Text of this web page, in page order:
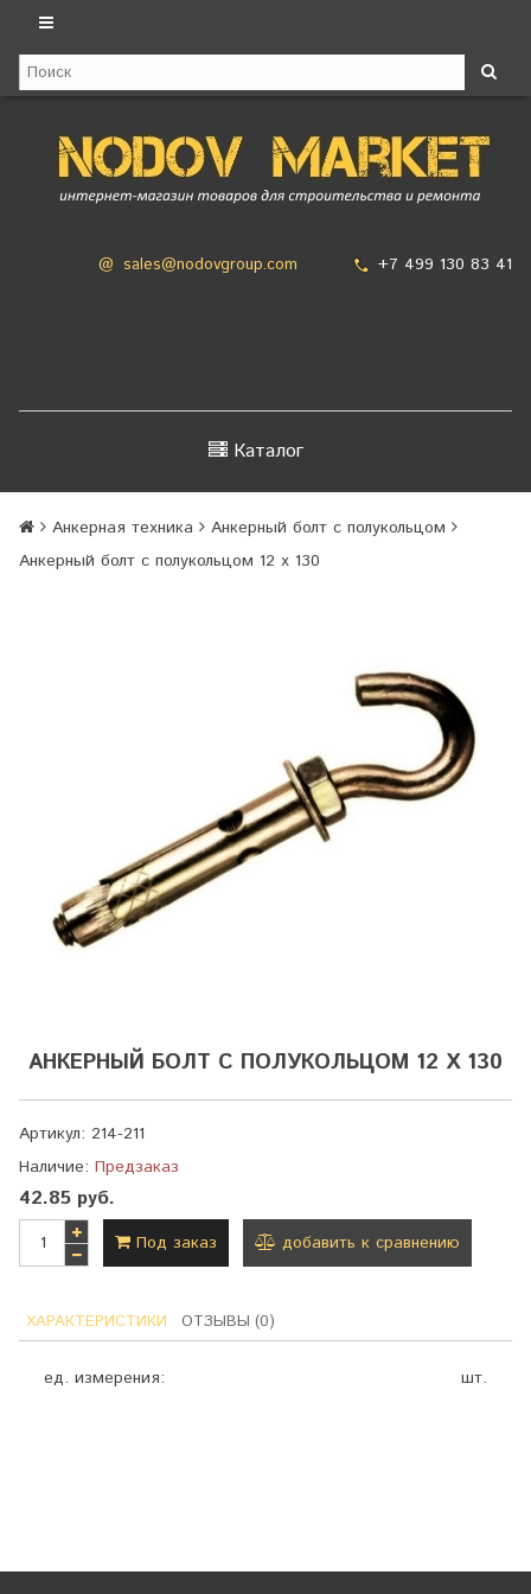
@ sales@nodovgroup.com +7 499 130 83 41
Каталог
Анкерная техника
Анкерный болт с полукольцом
Анкерный болт с полукольцом 12 х 130
АНКЕРНЫЙ БОЛТ С ПОЛУКОЛЬЦОМ 12 Х 130
Артикул: 214-211
Наличие: Предзаказ
42.85 руб.
Под заказ добавить к сравнению
ХАРАКТЕРИСТИКИ ОТЗЫВЫ (0)
ед. измерения: шт.